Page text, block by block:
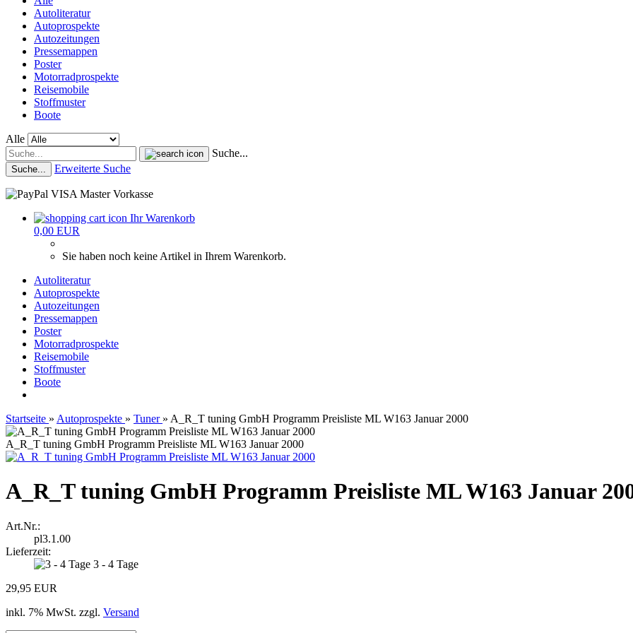
Autoliteratur
Autoprospekte
Autozeitungen
Pressemappen
Poster
Motorradprospekte
Reisemobile
Stoffmuster
Boote
Alle
Suche...
Suche... Erweiterte Suche
Ihr Warenkorb
0,00 EUR
Sie haben noch keine Artikel in Ihrem Warenkorb.
Autoliteratur
Autoprospekte
Autozeitungen
Pressemappen
Poster
Motorradprospekte
Reisemobile
Stoffmuster
Boote
Startseite » Autoprospekte » Tuner » A_R_T tuning GmbH Programm Preisliste ML W163 Januar 2000
A_R_T tuning GmbH Programm Preisliste ML W163 Januar 2000
A_R_T tuning GmbH Programm Preisliste ML W163 Januar
Art.Nr.:
pl3.1.00
Lieferzeit:
3 - 4 Tage
29,95 EUR
inkl. 7% MwSt. zzgl. Versand